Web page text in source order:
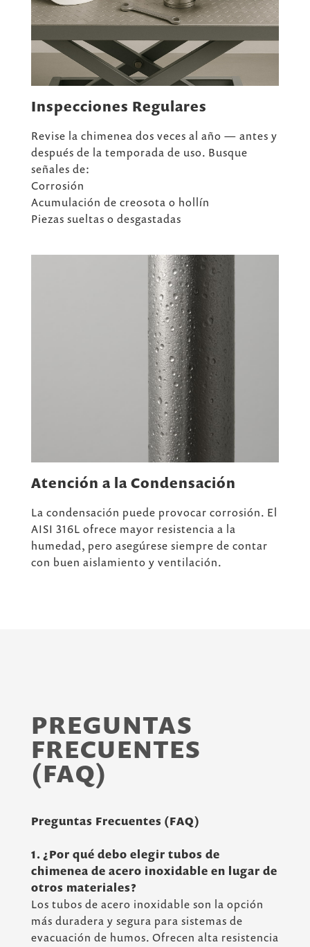
Inspecciones Regulares
Revise la chimenea dos veces al año — antes y
después de la temporada de uso. Busque
señales de:
Corrosión
Acumulación de creosota o hollín
Piezas sueltas o desgastadas
Atención a la Condensación
La condensación puede provocar corrosión. El
AISI 316L ofrece mayor resistencia a la
humedad, pero asegúrese siempre de contar
con buen aislamiento y ventilación.
PREGUNTAS
FRECUENTES
(FAQ)
Preguntas Frecuentes (FAQ)
1. ¿Por qué debo elegir tubos de
chimenea de acero inoxidable en lugar de
otros materiales?
Los tubos de acero inoxidable son la opción
más duradera y segura para sistemas de
evacuación de humos. Ofrecen alta resistencia